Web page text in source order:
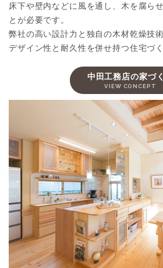
床下や壁内などに風を通し、 木を腐ら
とが必要です。
弊社の高い設計力と 独自の木材乾燥技
デザイン性と 耐久性を併せ持つ住宅づ
中田工務店の家づ
VIEW CONCEPT